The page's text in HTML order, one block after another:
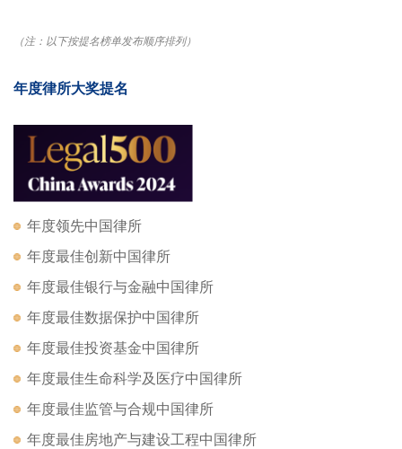
（注：以下按提名榜单发布顺序排列）
年度律所大奖提名
年度领先中国律所
年度最佳创新中国律所
年度最佳银行与金融中国律所
年度最佳数据保护中国律所
年度最佳投资基金中国律所
年度最佳生命科学及医疗中国律所
年度最佳监管与合规中国律所
年度最佳房地产与建设工程中国律所